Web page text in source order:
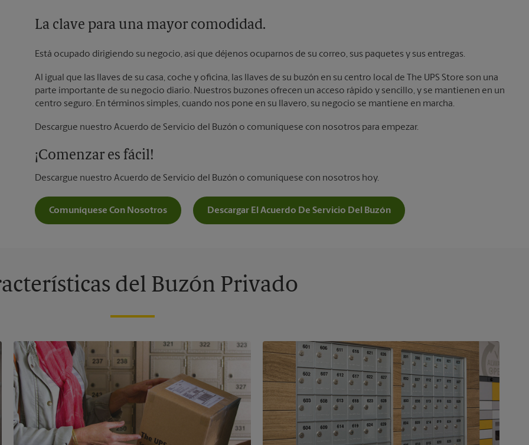
La clave para una mayor comodidad.
Está ocupado dirigiendo su negocio, así que déjenos ocuparnos de su correo, sus paquetes y sus entregas.
Al igual que las llaves de su casa, coche y oficina, las llaves de su buzón en su centro local de The UPS Store son una
parte importante de su negocio diario. Nuestros buzones ofrecen un acceso rápido y sencillo, y se mantienen en un
centro seguro. En términos simples, cuando nos pone en su llavero, su negocio se mantiene en marcha.
Descargue nuestro Acuerdo de Servicio del Buzón o comuníquese con nosotros para empezar.
¡Comenzar es fácil!
Descargue nuestro Acuerdo de Servicio del Buzón o comuníquese con nosotros hoy.
Comuníquese Con Nosotros Descargar El Acuerdo De Servicio Del Buzón
del Buzón Privado